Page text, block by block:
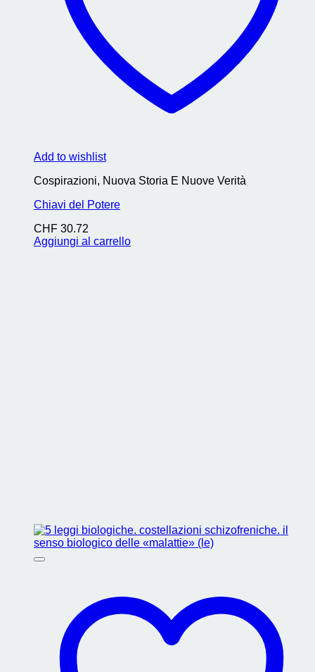
Add to wishlist
Cospirazioni, Nuova Storia E Nuove Verità
Chiavi del Potere
CHF 30.72
Aggiungi al carrello